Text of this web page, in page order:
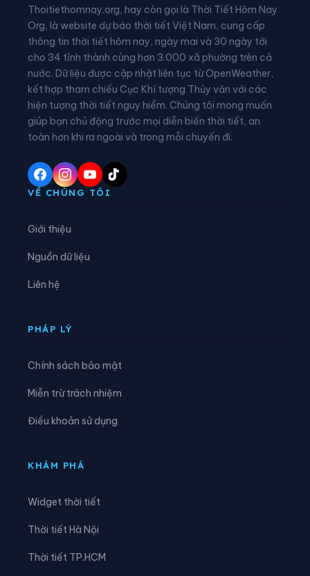
Xã Bá Thước Xã Bát Mọt
Xã Biện Thượng Xã Các Sơn
Xã Cẩm Tân Xã Cẩm Thạch
Xã Cẩm Thủy Xã Cẩm Tú
Xã Cẩm Vân Xã Cổ Lũng
Xã Công Chính
Xã Điền Quang
Xã Hiền Kiệt
Xã Hoằng Thanh
Thoitiethomnay.org, hay còn gọi là Thời Tiết Hôm Nay
Org, là website dự báo thời tiết Việt Nam, cung cấp
thông tin thời tiết hôm nay, ngày mai và 30 ngày tới
cho 34 tỉnh thành cùng hơn 3.000 xã phường trên cả
nước. Dữ liệu được cập nhật liên tục từ OpenWeather,
kết hợp tham chiếu Cục Khí tượng Thủy văn với các
hiện tượng thời tiết nguy hiểm. Chúng tôi mong muốn
giúp bạn chủ động trước mọi diễn biến thời tiết, an
toàn hơn khi ra ngoài và trong mỗi chuyến đi.
VỀ CHÚNG TÔI
Giới thiệu
Nguồn dữ liệu
Liên hệ
PHÁP LÝ
Chính sách bảo mật
Miễn trừ trách nhiệm
Điều khoản sử dụng
KHÁM PHÁ
Widget thời tiết
Thời tiết Hà Nội
Thời tiết TP.HCM